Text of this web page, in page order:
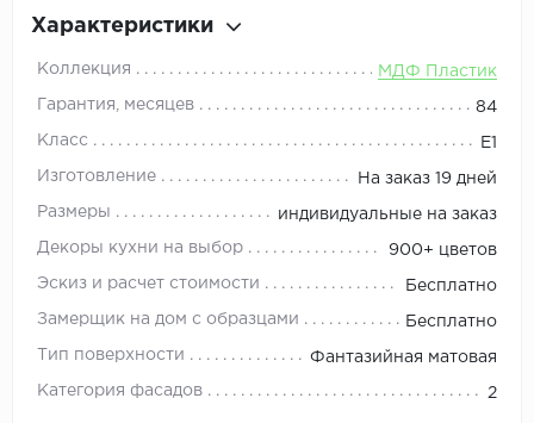
Характеристики
Коллекция МДФ Пластик
Гарантия, месяцев 84
Класс E1
Изготовление На заказ 19 дней
Размеры индивидуальные на заказ
Декоры кухни на выбор 900+ цветов
Эскиз и расчет стоимости Бесплатно
Замерщик на дом с образцами Бесплатно
Тип поверхности Фантазийная матовая
Категория фасадов 2